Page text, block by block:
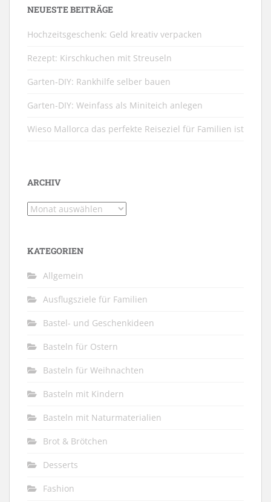
NEUESTE BEITRÄGE
Hochzeitsgeschenk: Geld kreativ verpacken
Rezept: Kirschkuchen mit Streuseln
Garten-DIY: Rankhilfe selber bauen
Garten-DIY: Weinfass als Miniteich anlegen
Wieso Mallorca das perfekte Reiseziel für Familien ist
ARCHIV
Archiv
KATEGORIEN
Allgemein
Ausflugsziele für Familien
Bastel- und Geschenkideen
Basteln für Ostern
Basteln für Weihnachten
Basteln mit Kindern
Basteln mit Naturmaterialien
Brot & Brötchen
Desserts
Fashion